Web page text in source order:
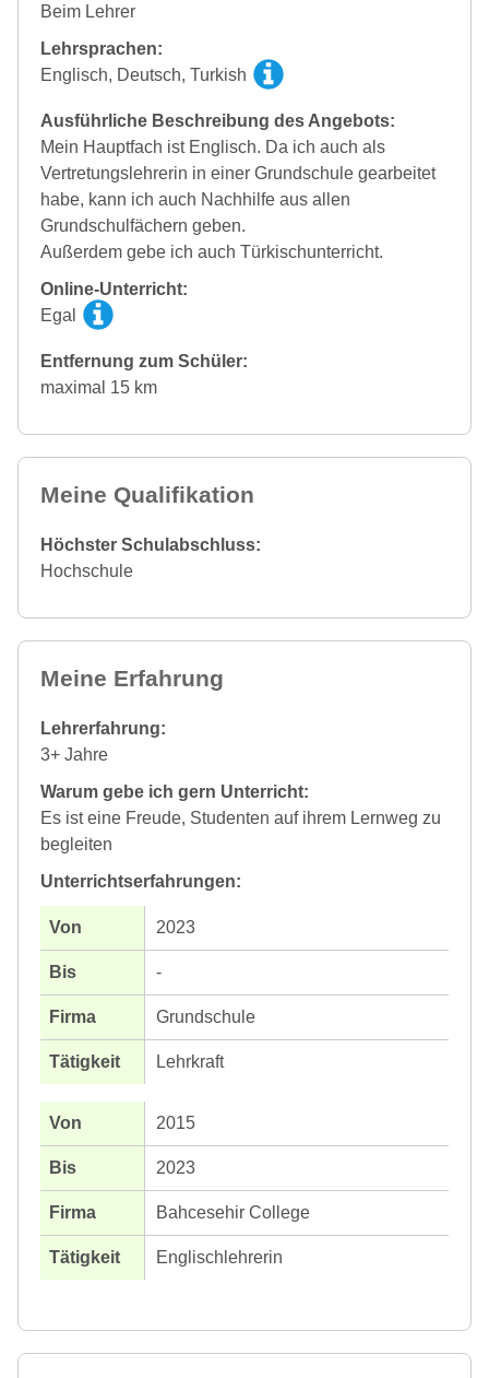
Beim Lehrer
Lehrsprachen:
Englisch, Deutsch, Turkish
Ausführliche Beschreibung des Angebots:
Mein Hauptfach ist Englisch. Da ich auch als
Vertretungslehrerin in einer Grundschule gearbeitet
habe, kann ich auch Nachhilfe aus allen
Grundschulfächern geben.
Außerdem gebe ich auch Türkischunterricht.
Online-Unterricht:
Egal
Entfernung zum Schüler:
maximal 15 km
Meine Qualifikation
Höchster Schulabschluss:
Hochschule
Meine Erfahrung
Lehrerfahrung:
3+ Jahre
Warum gebe ich gern Unterricht:
Es ist eine Freude, Studenten auf ihrem Lernweg zu
begleiten
Unterrichtserfahrungen:
2023
-
Grundschule
Lehrkraft
2015
2023
Bahcesehir College
Englischlehrerin